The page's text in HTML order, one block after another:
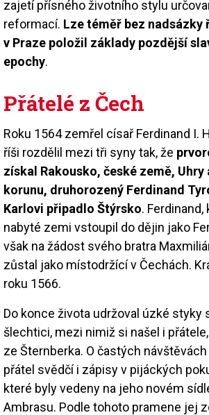
zajetí přísného životního stylu
reformací. Lze téměř bez nadsázky
v Praze položil základy pozdější
epochy.
Přátelé z Čech
Roku 1564 zemřel císař Ferdinand I.
říši rozdělil mezi tři syny tak, že
získal Rakousko, české země, Uhry
korunu, druhorozený Ferdinand
Karlovi připadlo Štýrsko.
nabyté zemi vstoupil do dějin jako
však na žádost svého bratra
zůstal jako místodržící v Čechách.
roku 1566.
Do konce života udržoval úzké styky
šlechtici, mezi nimiž si našel i
ze Šternberka. O častých
přátel svědčí i zápisy v pijáckých
které byly vedeny na jeho novém
Ambrasu. Podle tohoto pramene jej